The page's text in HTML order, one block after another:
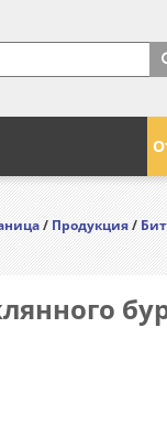
/Продукция/